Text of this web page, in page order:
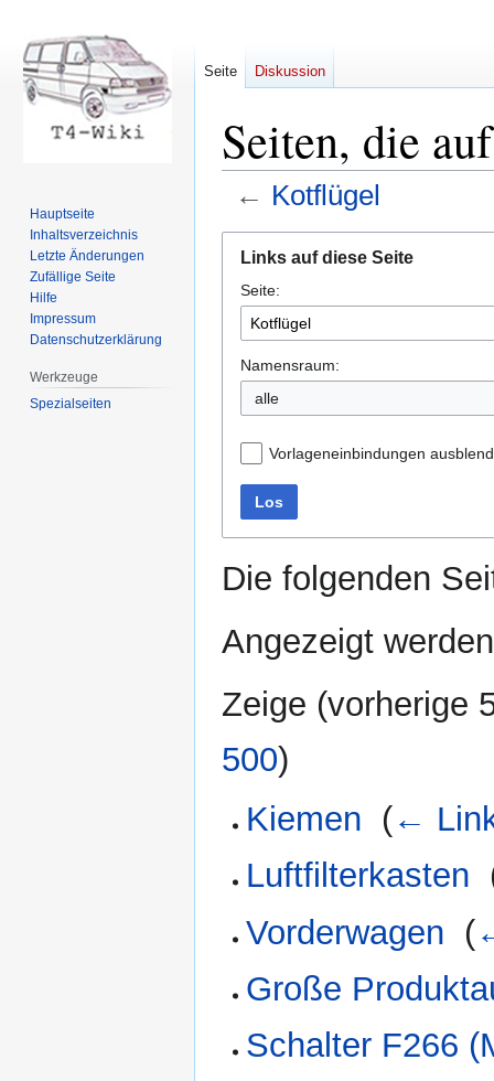
Seiten, die
← Kotflügel
Navigation
springen
Suche
springen
Links auf diese Seite
Seite:
Namensraum:
Vorlageneinbindungen
Los
Die folgenden
Angezeigt
Zeige (vorherige
500)
Kiemen (←
Luftfilterkasten
Vorderwagen (
Große
Schalter F266
Seite Diskussion
Hauptseite
Inhaltsverzeichnis
Letzte Änderungen
Zufällige Seite
Hilfe
Impressum
Datenschutzerklärung
Werkzeuge
Spezialseiten